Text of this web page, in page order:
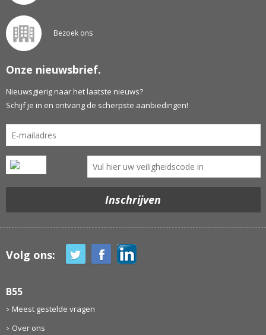
Bezoek ons
Onze nieuwsbrief.
Nieuwsgierig naar het laatste nieuws?
Schijf je in en ontvang de scherpste aanbiedingen!
Volg ons:
B55
Meest gestelde vragen
Over ons